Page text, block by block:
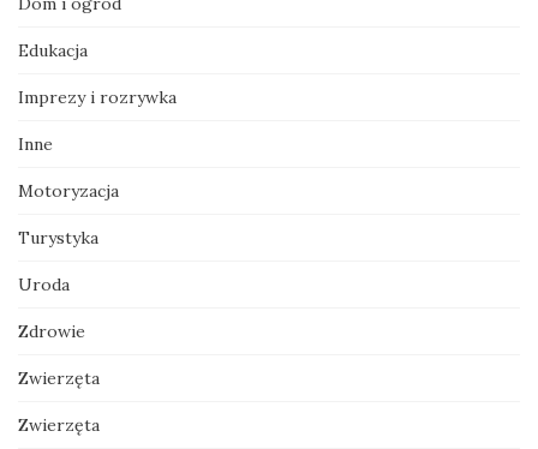
Edukacja
Imprezy i rozrywka
Inne
Motoryzacja
Turystyka
Uroda
Zdrowie
Zwierzęta
Zwierzęta